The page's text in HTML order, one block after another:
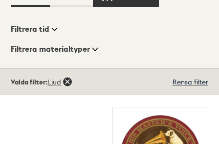
Visningsläge
Filtrera tid
Filtrera materialtyper
träffar
Valda filter:Ljud Rensa filter